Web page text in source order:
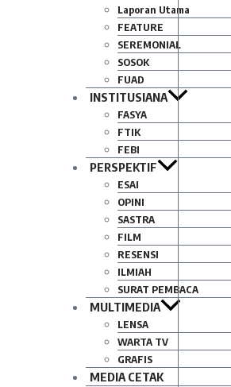
Laporan Utama
FEATURE
SEREMONIAL
SOSOK
FUAD
INSTITUSIANA
FASYA
FTIK
FEBI
PERSPEKTIF
ESAI
OPINI
SASTRA
FILM
RESENSI
ILMIAH
SURAT PEMBACA
MULTIMEDIA
LENSA
WARTA TV
GRAFIS
MEDIA CETAK